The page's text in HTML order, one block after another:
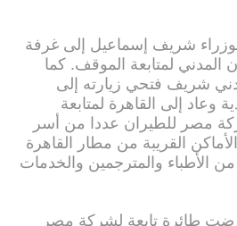
شريف إسماعيل إلى غرفة
المدني لمتابعة الموقف. كما
شريف فتحي زيارته إلى
وعاد إلى القاهرة لمتابعة
مصر للطيران عددا من أسر
القريبة من مطار القاهرة
الأطباء والمترجمين والخدمات
تعرضت طائرة تابعة لشركة مصر